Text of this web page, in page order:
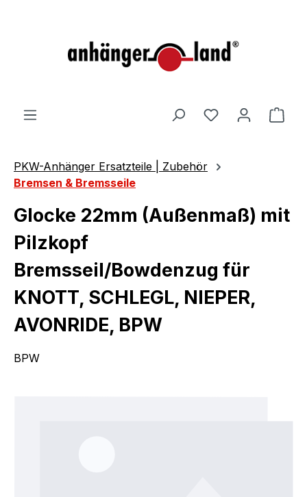
PKW-Anhänger Ersatzteile | Zubehör
Bremsen & Bremsseile
Glocke 22mm (Außenmaß) mit
Pilzkopf
Bremsseil/Bowdenzug für
KNOTT, SCHLEGL, NIEPER,
AVONRIDE, BPW
BPW